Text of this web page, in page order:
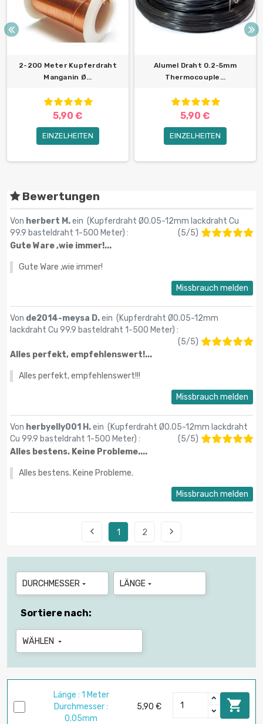
2-200 Meter Kupferdraht
Manganin Ø...
5,90 €
EINZELHEITEN
Alumel Draht 0.2-5mm
Thermocouple...
5,90 €
EINZELHEITEN
Bewertungen
Von herbert M.ein (Kupferdraht Ø0.05-12mm lackdraht Cu
99.9 basteldraht 1-500 Meter) : (5/5)
Gute Ware ,wie immer!...
Gute Ware ,wie immer!
Missbrauch melden
Von de2014-meysa D.ein (Kupferdraht Ø0.05-12mm
lackdraht Cu 99.9 basteldraht 1-500 Meter) :
(5/5)
Alles perfekt, empfehlenswert!...
Alles perfekt, empfehlenswert!!!
Missbrauch melden
Von herbyelly001 H.ein (Kupferdraht Ø0.05-12mm lackdraht
Cu 99.9 basteldraht 1-500 Meter) : (5/5)
Alles bestens. Keine Probleme....
Alles bestens. Keine Probleme.
Missbrauch melden
 1 2 
DURCHMESSER  LÄNGE 
Sortiere nach:
WÄHLEN 
Länge : 1 Meter
Durchmesser :
0.05mm
5,90 € 